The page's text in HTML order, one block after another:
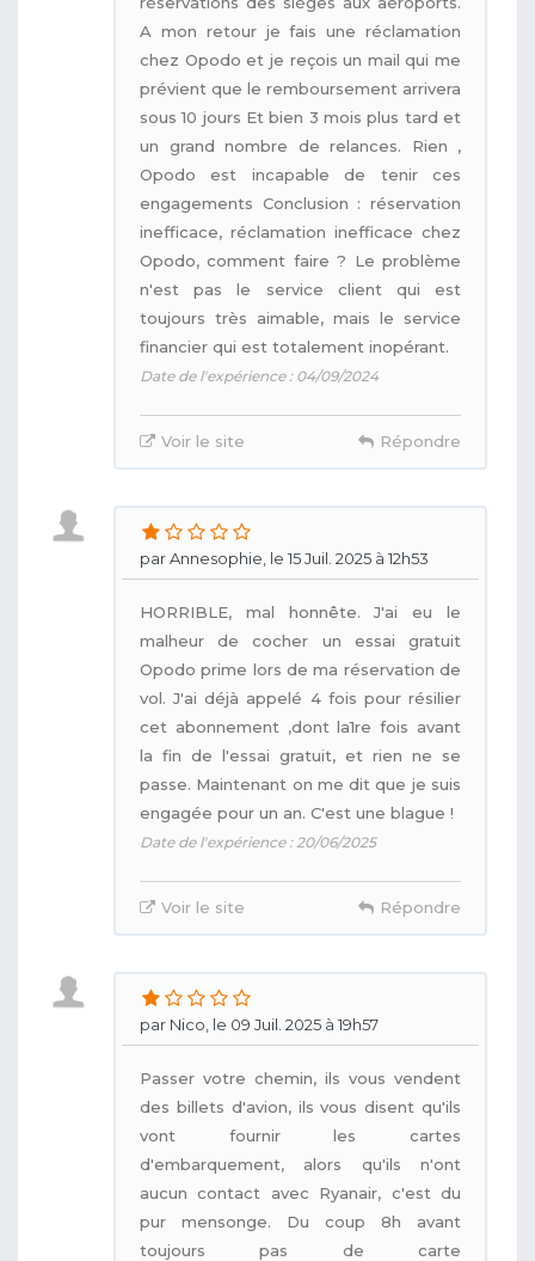
A mon retour je fais une réclamation
chez Opodo et je reçois un mail qui me
prévient que le remboursement arrivera
sous 10 jours Et bien 3 mois plus tard et
un grand nombre de relances. Rien ,
Opodo est incapable de tenir ces
engagements Conclusion : réservation
inefficace, réclamation inefficace chez
Opodo, comment faire ? Le problème
n'est pas le service client qui est
toujours très aimable, mais le service
financier qui est totalement inopérant.
Date de l'expérience : 04/09/2024
Voir le site Répondre
par Annesophie, le 15 Juil. 2025 à 12h53
HORRIBLE, mal honnête. J'ai eu le
malheur de cocher un essai gratuit
Opodo prime lors de ma réservation de
vol. J'ai déjà appelé 4 fois pour résilier
cet abonnement ,dont la1re fois avant
la fin de l'essai gratuit, et rien ne se
passe. Maintenant on me dit que je suis
engagée pour un an. C'est une blague !
Date de l'expérience : 20/06/2025
Voir le site Répondre
par Nico, le 09 Juil. 2025 à 19h57
Passer votre chemin, ils vous vendent
des billets d'avion, ils vous disent qu'ils
vont fournir les cartes
d'embarquement, alors qu'ils n'ont
aucun contact avec Ryanair, c'est du
pur mensonge. Du coup 8h avant
toujours pas de carte